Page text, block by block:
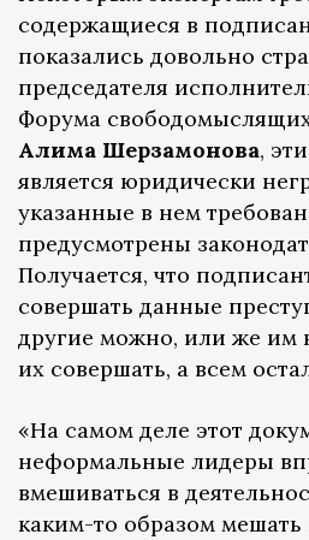
содержащиеся в
показались довольно
председателя
Форума
Алима Шерзамонова,
является юридически
указанные в нем
предусмотрены
Получается, что
совершать данные
другие можно, или же им
их совершать, а всем
«На самом деле этот
неформальные лидеры
вмешиваться в
каким-то образом мешать